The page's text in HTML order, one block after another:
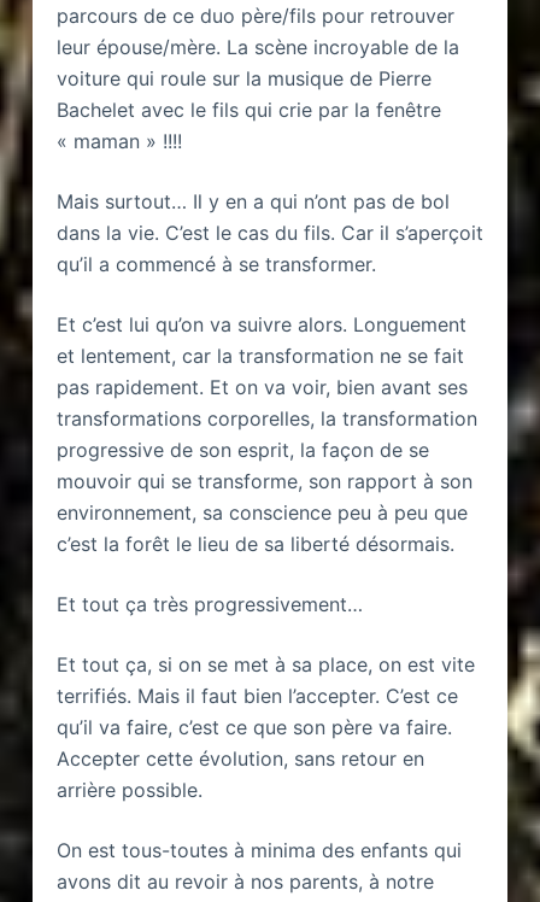
parcours de ce duo père/fils pour retrouver
leur épouse/mère. La scène incroyable de la
voiture qui roule sur la musique de Pierre
Bachelet avec le fils qui crie par la fenêtre
« maman » !!!!
Mais surtout… Il y en a qui n’ont pas de bol
dans la vie. C’est le cas du fils. Car il s’aperçoit
qu’il a commencé à se transformer.
Et c’est lui qu’on va suivre alors. Longuement
et lentement, car la transformation ne se fait
pas rapidement. Et on va voir, bien avant ses
transformations corporelles, la transformation
progressive de son esprit, la façon de se
mouvoir qui se transforme, son rapport à son
environnement, sa conscience peu à peu que
c’est la forêt le lieu de sa liberté désormais.
Et tout ça très progressivement…
Et tout ça, si on se met à sa place, on est vite
terrifiés. Mais il faut bien l’accepter. C’est ce
qu’il va faire, c’est ce que son père va faire.
Accepter cette évolution, sans retour en
arrière possible.
On est tous-toutes à minima des enfants qui
avons dit au revoir à nos parents, à notre